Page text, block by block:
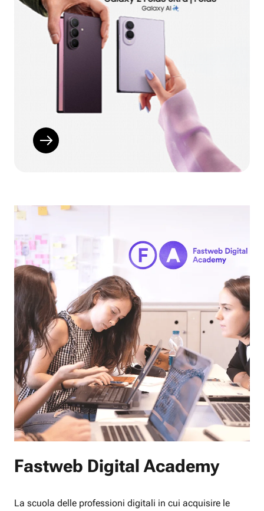
Fastweb Digital Academy
La scuola delle professioni digitali in cui acquisire le